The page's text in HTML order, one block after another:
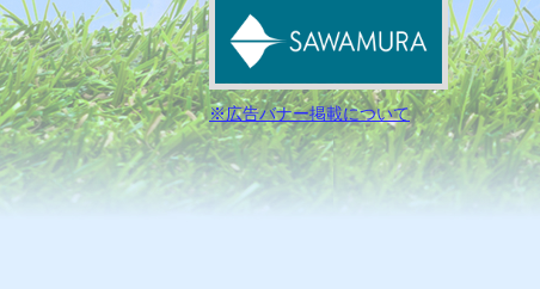
※広告バナー掲載について